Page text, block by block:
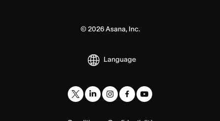
© 2026Asana, Inc.
Language